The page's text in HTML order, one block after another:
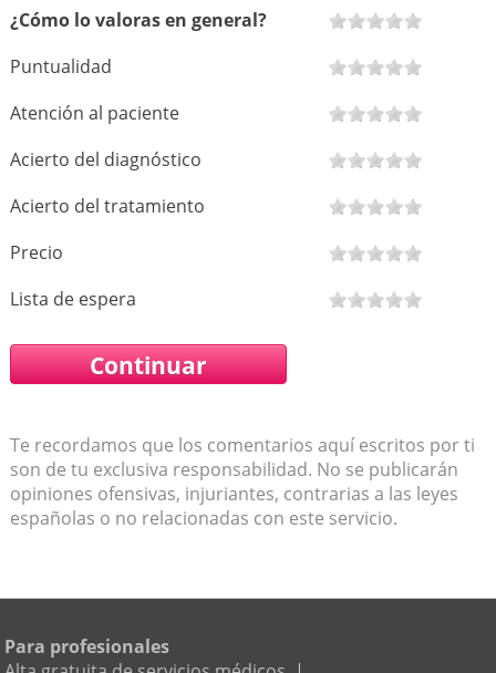
¿Cómo lo valoras en general?
Puntualidad
Atención al paciente
Acierto del diagnóstico
Acierto del tratamiento
Precio
Lista de espera
Te recordamos que los comentarios aquí escritos por ti
son de tu exclusiva responsabilidad. No se publicarán
opiniones ofensivas, injuriantes, contrarias a las leyes
españolas o no relacionadas con este servicio.
Para profesionales